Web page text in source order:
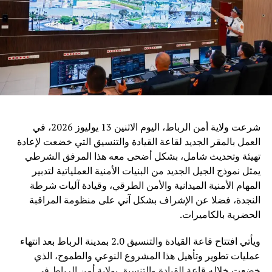
مجال الذكاء الاصطناعي، معلناً عن توفير فرص للتدريب
والدراسة، وإنشاء مراكز تعاون دولية مع عدد من المنظمات
الإقليمية، من بينها جامعة الدول العربية والاتحاد الإفريقي ورابطة
دول جنوب شرق آسيا.
ويرى مراقبون أن الدعوة الصينية إلى تعزيز التعاون في مجال
الذكاء الاصطناعي تعكس التحول المتزايد لهذه التكنولوجيا إلى
فقط تطوير القدرات التقنية، بل ضمان أن تكون هذه القدرات
متاحة بشكل عادل وآمن لجميع الدول.
وفي ظل المنافسة العالمية المتزايدة في مجال الذكاء
الاصطناعي، تطرح الصين رؤية تقوم على اعتبار التكنولوجيا
جسراً للتعاون والتنمية، وليس مجالاً للصراع، مؤكدة أن مستقبل
الذكاء الاصطناعي يجب أن يكون قائماً على الحكمة البشرية
والمسؤولية المشتركة من أجل خدمة رفاهية الشعوب
شرعت ولاية أمن الرباط، اليوم الاثنين 13 يوليوز 2026، في
العمل بالمقر الجديد لقاعة القيادة والتنسيق التي خضعت لإعادة
تهيئة وتحديث شامل، بشكل أضحى معه هذا المرفق الشرطي
يمثل نموذج الجيل الجديد من البنيات الأمنية العملياتية لتدبير
المهام الأمنية الميدانية والأمن الطرقي، وقيادة آليات شرطة
النجدة، فضلا عن الإشراف بشكل آني على منظومة المراقبة
الحضرية بالكاميرات.
ويأتي افتتاح قاعة القيادة والتنسيق 2.0 بمدينة الرباط بعد انتهاء
عمليات تطوير وتأهيل هذا المشروع النوعي والطموح، الذي